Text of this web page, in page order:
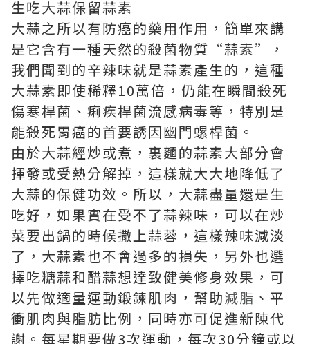
生吃大蒜保留蒜素
大蒜之所以有防癌的藥用作用，簡單來講
是它含有一種天然的殺菌物質“蒜素”，
我們聞到的辛辣味就是蒜素產生的，這種
大蒜素即使稀釋10萬倍，仍能在瞬間殺死
傷寒桿菌、痢疾桿菌流感病毒等，特別是
能殺死胃癌的首要誘因幽門螺桿菌。
由於大蒜經炒或煮，裏麵的蒜素大部分會
揮發或受熱分解掉，這樣就大大地降低了
大蒜的保健功效。所以，大蒜盡量還是生
吃好，如果實在受不了蒜辣味，可以在炒
菜要出鍋的時候撒上蒜蓉，這樣辣味減淡
了，大蒜素也不會過多的損失，另外也選
擇吃糖蒜和醋蒜想達致健美修身效果，可
以先做適量運動鍛鍊肌肉，幫助減脂 、平
衝肌肉與脂肪比例，同時亦可促進新陳代
謝。每星期要做3次運動，每次30分鐘或以